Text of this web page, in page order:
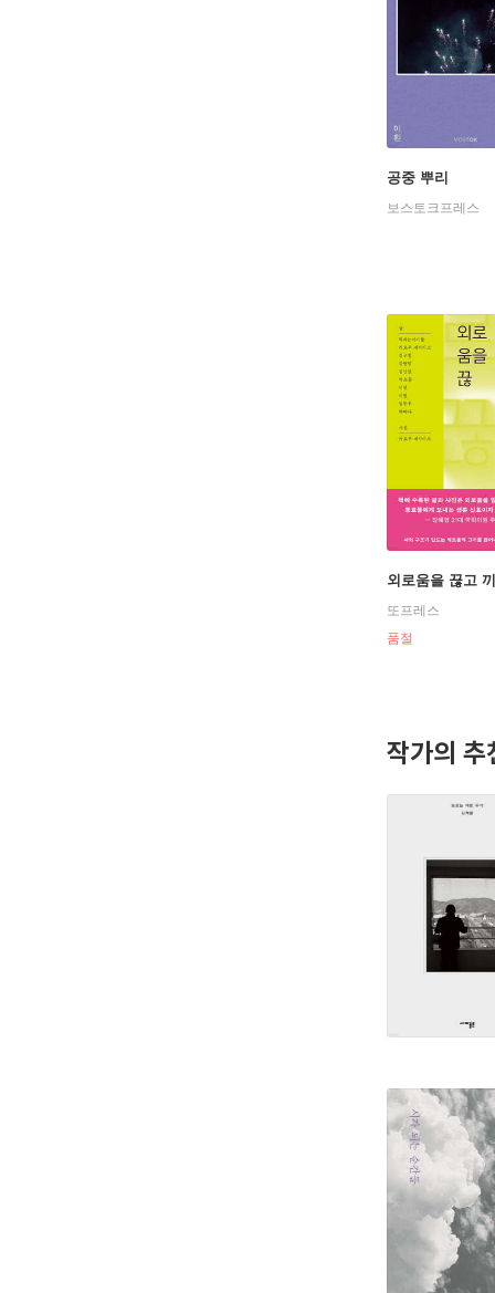
공중 뿌리
보스토크프레스
외로움을 끊고
또프레스
품절
작가의 추